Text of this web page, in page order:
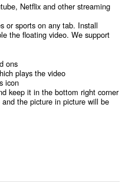
Netflix and other streaming
or sports on any tab. Install
the floating video. We support
ons
plays the video
icon
keep it in the bottom right corner
the picture in picture will be